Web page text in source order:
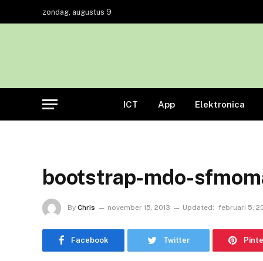
zondag, augustus 9
ICT App Elektronica
bootstrap-mdo-
By Chris november 15, 2013 Updated: februari 5,
Facebook Twitter